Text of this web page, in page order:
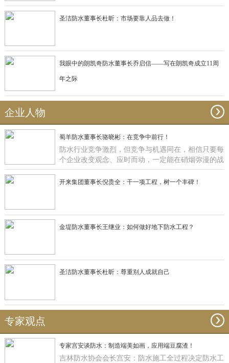
圣洁防水董事长杜昕：市场要靠人品去做！
我眼中的朗凯奇防水董事长乔启信——写在朗凯奇成立11周
年之际
企业人物
蜀羊防水董事长骆晓彬：在竞争中前行！
防水行业竞争激烈，但竞争与机遇同在，相信只要每
个企业改变观念、应时而动，一定能在硝烟弥漫的战
场获得一席之地，正如蜀羊防水：一直在竞争中前
行！
开来集团董事长倪贵全：干一项工程，树一个丰碑！
金堤防水董事长王继业：如何做好地下防水工程？
圣洁防水董事长杜昕：尊重别人成就自己
专家观点
专家宫安谈防水：制造端美如画，应用端豆腐渣！
吉林防水协会会长宫安：防水施工全过程决定防水工